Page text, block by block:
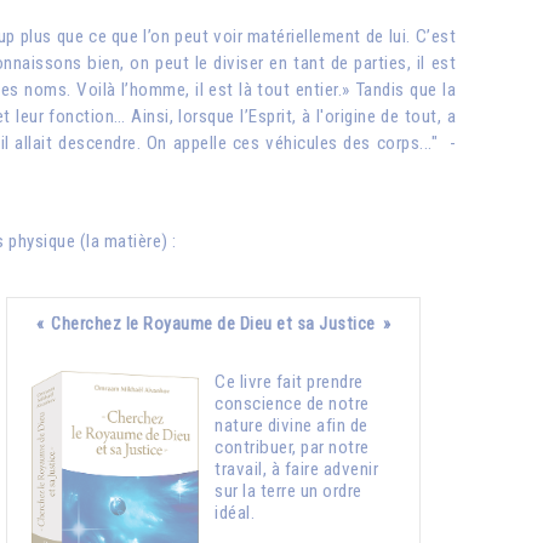
plus que ce que l’on peut voir matériellement de lui. C’est
bien, on peut le diviser en tant de parties, il est
noms. Voilà l’homme, il est là tout entier.» Tandis que la
leur fonction… Ainsi, lorsque l’Esprit, à l'origine de tout, a
allait descendre. On appelle ces véhicules des corps..." -
(la matière) :
« Cherchez le Royaume de Dieu et sa Justice »
Ce livre fait prendre
conscience de notre
nature divine afin de
contribuer, par notre
travail, à faire advenir
sur la terre un ordre
idéal.